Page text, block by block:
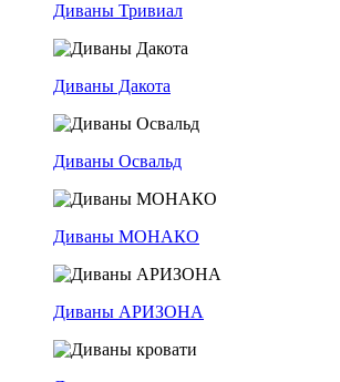
Диваны Тривиал
Диваны Дакота
Диваны Освальд
Диваны МОНАКО
Диваны АРИЗОНА